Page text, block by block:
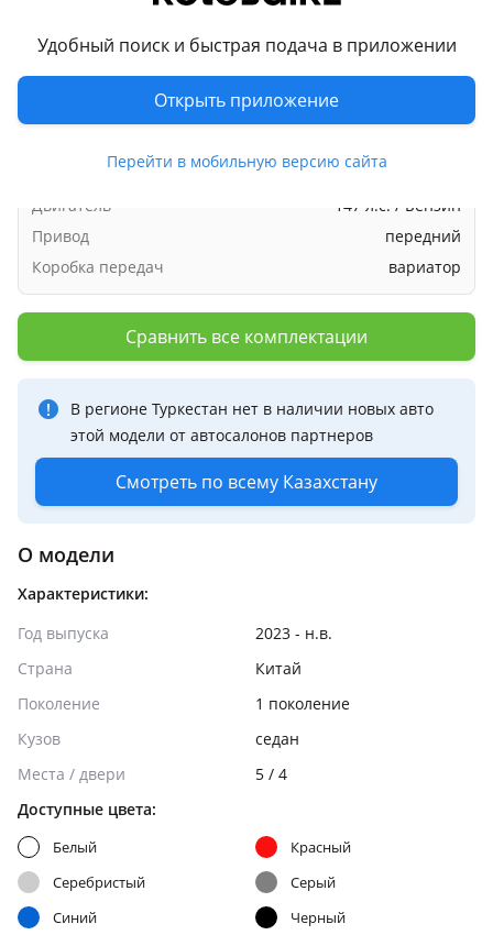
Удобный поиск и быстрая подача в приложении
Открыть приложение
Перейти в мобильную версию сайта
Привод
передний
Двигатель
147 л.с. / Бензин
Привод
передний
Коробка передач
вариатор
Сравнить все комплектации
В регионе Туркестан нет в наличии новых авто
этой модели от автосалонов партнеров
Смотреть по всему Казахстану
О модели
Характеристики:
Год выпуска
2023 - н.в.
Страна
Китай
Поколение
1 поколение
Кузов
седан
Места / двери
5 / 4
Доступные цвета:
Белый
Красный
Серебристый
Серый
Синий
Черный